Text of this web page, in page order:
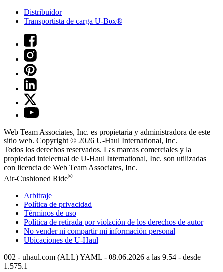
Distribuidor
Transportista de carga U-Box®
Web Team Associates, Inc. es propietaria y administradora de este
sitio web. Copyright © 2026 U-Haul International, Inc.
Todos los derechos reservados. Las marcas comerciales y la
propiedad intelectual de U-Haul International, Inc. son utilizadas
con licencia de Web Team Associates, Inc.
Air-Cushioned Ride®
Arbitraje
Política de privacidad
Términos de uso
Política de retirada por violación de los derechos de autor
No vender ni compartir mi información personal
Ubicaciones de U-Haul
002 - uhaul.com (ALL) YAML - 08.06.2026 a las 9.54 - desde
1.575.1